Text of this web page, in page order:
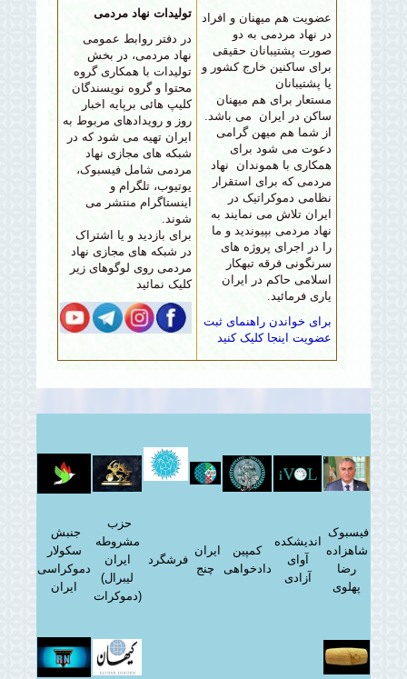
عضویت هم میهنان و افراد
در نهاد مردمی به دو
صورت پشتیبانان حقیقی
برای ساکنین خارج کشور و
یا پشتیبانان
مستعار برای هم میهنان
ساکن در ایران می باشد.
از شما هم میهن گرامی
دعوت می شود برای
همکاری با هموندان نهاد
مردمی که برای استقرار
نظامی دموکراتیک در
ایران تلاش می نمایند به
نهاد مردمی بپیوندید و ما
را در اجرای پروژه های
سرنگونی فرقه تبهکار
اسلامی حاکم در ایران
یاری فرمائید.
برای خواندن راهنمای ثبت
عضویت اینجا کلیک کنید
تولیدات نهاد مردمی
در دفتر روابط عمومی
نهاد مردمی، در بخش
تولیدات با همکاری گروه
محتوا و گروه نویسندگان
کلیپ هائی برپایه اخبار
روز و رویدادهای مربوط به
ایران تهیه می شود که در
شبکه های مجازی نهاد
مردمی شامل فیسبوک،
یوتیوب، تلگرام و
اینستاگرام منتشر می
شوند.
برای بازدید و یا اشتراک
در شبکه های مجازی نهاد
مردمی روی لوگوهای زیر
کلیک نمائید
سکولار
دموکراسی
ایران
مشروطه
ایران
(لیبرال
دموکرات)
فرشگرد
چنج
کمپین
دادخواهی
اندیشکده
آوای
آزادی
شاهزاده
رضا
پهلوی